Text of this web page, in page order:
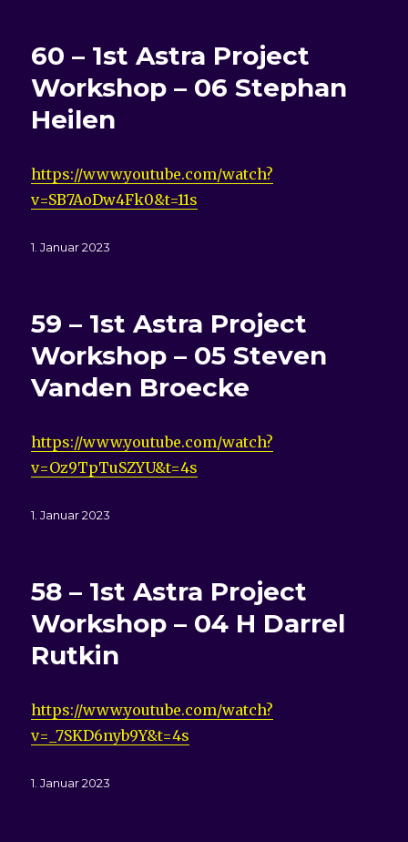
60 – 1st Astra Project
Workshop – 06 Stephan
Heilen
https://www.youtube.com/watch?
v=SB7AoDw4Fk0&t=11s
Veröffentlicht
1. Januar 2023
59 – 1st Astra Project
Workshop – 05 Steven
Vanden Broecke
https://www.youtube.com/watch?
v=Oz9TpTuSZYU&t=4s
Veröffentlicht
1. Januar 2023
58 – 1st Astra Project
Workshop – 04 H Darrel
Rutkin
https://www.youtube.com/watch?
v=_7SKD6nyb9Y&t=4s
Veröffentlicht
1. Januar 2023